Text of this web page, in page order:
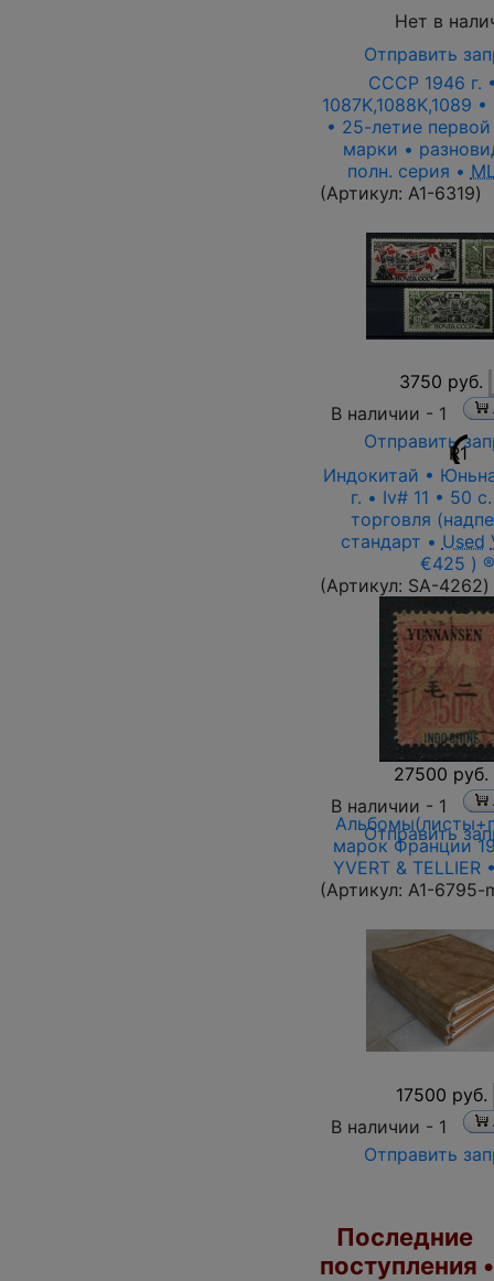
Нет в
Отправить
СССР 1946 г.
1087K,1088K,1089
• 25-летие
марки •
полн. серия •
(Артикул: A1-6319)
3750 руб.
В наличии - 1
Отправить
R1
Индокитай •
г. • Iv# 11 • 50
торговля
стандарт • Used
€425 ) ®
(Артикул: SA-4262)
27500 руб.
В наличии - 1
Отправить
марок Франции
YVERT & TELLIER
(Артикул: A1-6795-
17500 руб.
В наличии - 1
Отправить
Последние
поступления